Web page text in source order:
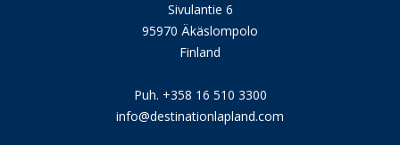
Sivulantie 6
95970 Äkäslompolo
Finland
Puh. +358 16 510 3300
info@destinationlapland.com